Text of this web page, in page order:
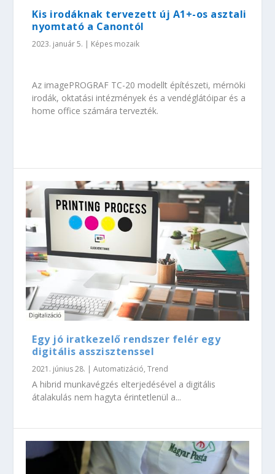
Kis irodáknak tervezett új A1+-os asztali
nyomtató a Canontól
2023. január 5. | Képes mozaik
Az imagePROGRAF TC-20 modellt építészeti, mérnöki
irodák, oktatási intézmények és a vendéglátóipar és a
home office számára tervezték.
Egy jó iratkezelő rendszer felér egy
digitális asszisztenssel
2021. június 28. |Automatizáció,Trend
A hibrid munkavégzés elterjedésével a digitális
átalakulás nem hagyta érintetlenül a...